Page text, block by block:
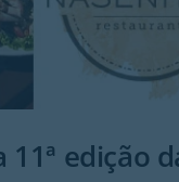
edição